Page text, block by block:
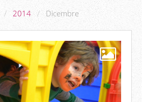
/ 2014 / Dicembre